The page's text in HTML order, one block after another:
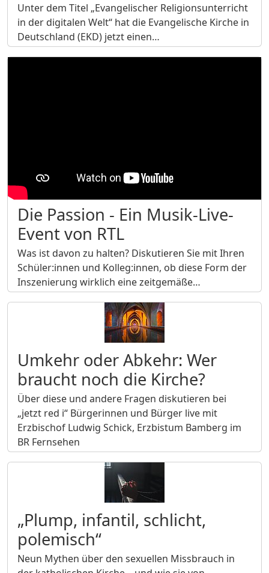
Unter dem Titel „Evangelischer Religionsunterricht
in der digitalen Welt“ hat die Evangelische Kirche in
Deutschland (EKD) jetzt einen…
Die Passion - Ein Musik-Live-
Event von RTL
Was ist davon zu halten? Diskutieren Sie mit Ihren
Schüler:innen und Kolleg:innen, ob diese Form der
Inszenierung wirklich eine zeitgemäße…
Umkehr oder Abkehr: Wer
braucht noch die Kirche?
Über diese und andere Fragen diskutieren bei
„jetzt red i“ Bürgerinnen und Bürger live mit
Erzbischof Ludwig Schick, Erzbistum Bamberg im
BR Fernsehen
„Plump, infantil, schlicht,
polemisch“
Neun Mythen über den sexuellen Missbrauch in